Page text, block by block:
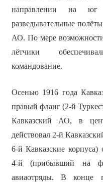
направлении на юг
разведывательные
АО. По мере
лётчики
командование.
Осенью 1916 года
правый фланг (2-й
Кавказский АО, в
действовал 2-й
6-й Кавказские корпуса)
4-й (прибывший на
авиаотряды. В конце